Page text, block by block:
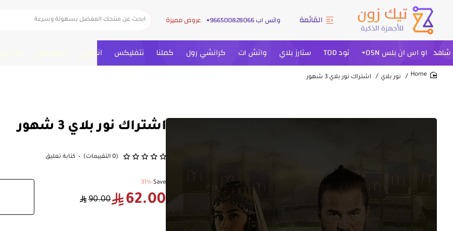
القائمة واتس اب 966500828066+ عروض مميزة
ابحث
عن
منتجك
بسهولة
شاهد او اس ان بلس OSN+ تود TOD ستارز بلاي واتش ات كرانشي رول كملنا نتفليكس انغامي سبوتيفاي نور
نور بلاي اشتراك نور بلاي 3 شهور
اشتراك نور بلاي 3 شهور
(0 التقييمات) • كتابة تعليق
Save
-31%
62.00
90.00